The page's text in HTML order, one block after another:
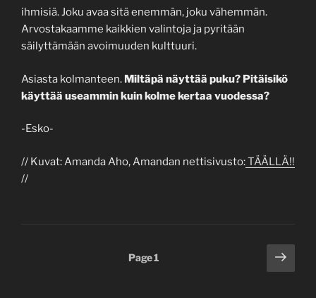
ihmisiä. Joku avaa sitä enemmän, joku vähemmän.
Arvostakaamme kaikkien valintoja ja pyritään
säilyttämään avoimuuden kulttuuri.
Asiasta kolmanteen. Miltäpä näyttää puku? Pitäisikö
käyttää useammin kuin kolme kertaa vuodessa?
-Esko-
// Kuvat: Amanda Aho, Amandan nettisivusto:TÄÄLLÄ!!
//
Page1
Next
page